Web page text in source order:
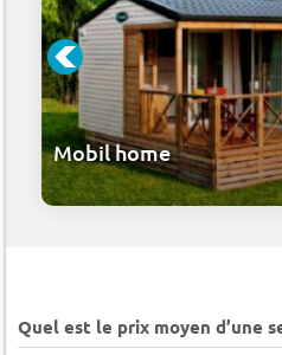
Mobil home
Quel est le prix moyen d’une